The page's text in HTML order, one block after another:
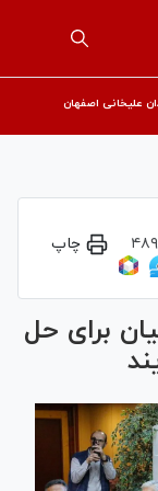
علیخانی اصفهان
چاپ
برای حل